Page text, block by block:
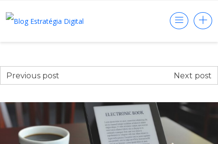
Previous post Next post